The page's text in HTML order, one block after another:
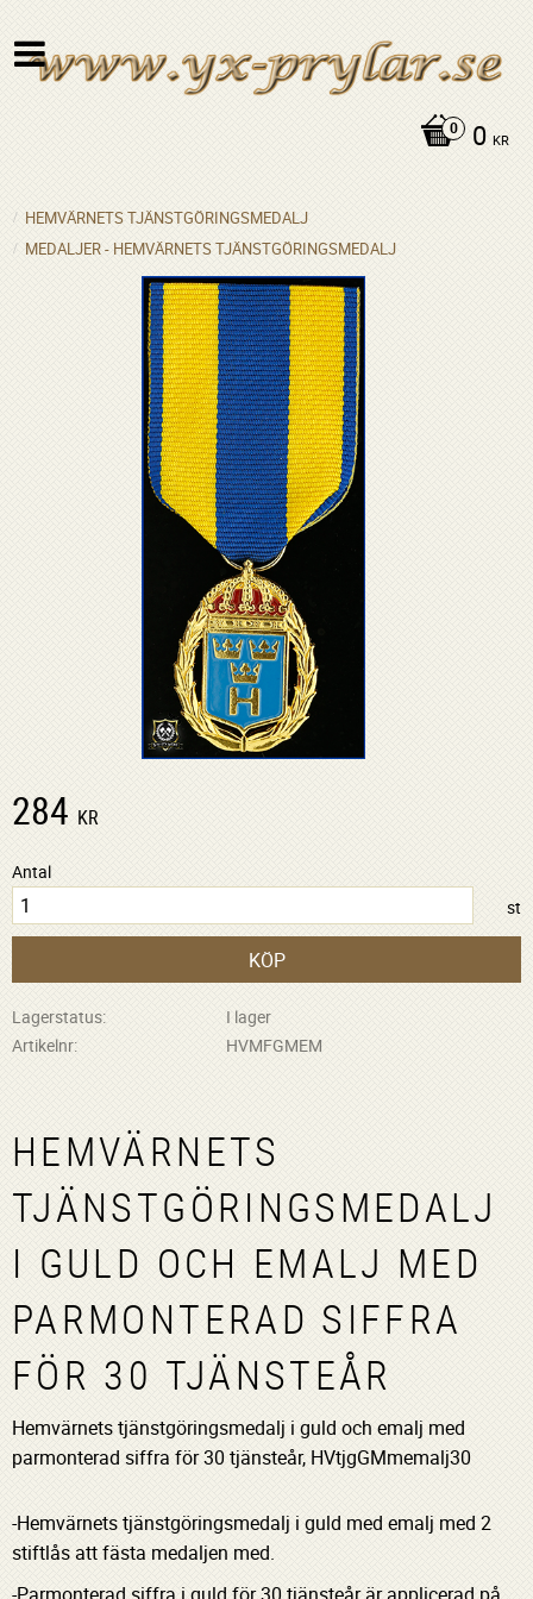
0 KR
HEMVÄRNETS TJÄNSTGÖRINGSMEDALJ
MEDALJER - HEMVÄRNETS TJÄNSTGÖRINGSMEDALJ
284 KR
Antal
st
KÖP
Lagerstatus
I lager
Artikelnr
HVMFGMEM
HEMVÄRNETS
TJÄNSTGÖRINGSMEDALJ
I GULD OCH EMALJ MED
PARMONTERAD SIFFRA
FÖR 30 TJÄNSTEÅR
Hemvärnets tjänstgöringsmedalj i guld och emalj med
parmonterad siffra för 30 tjänsteår, HVtjgGMmemalj30
-Hemvärnets tjänstgöringsmedalj i guld med emalj med 2
stiftlås att fästa medaljen med.
-Parmonterad siffra i guld för 30 tjänsteår är applicerad på